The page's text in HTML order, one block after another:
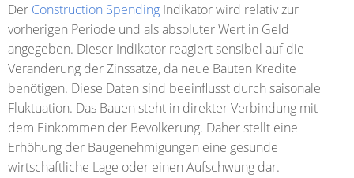
Der Construction Spending Indikator wird relativ zur
vorherigen Periode und als absoluter Wert in Geld
angegeben. Dieser Indikator reagiert sensibel auf die
Veränderung der Zinssätze, da neue Bauten Kredite
benötigen. Diese Daten sind beeinflusst durch saisonale
Fluktuation. Das Bauen steht in direkter Verbindung mit
dem Einkommen der Bevölkerung. Daher stellt eine
Erhöhung der Baugenehmigungen eine gesunde
wirtschaftliche Lage oder einen Aufschwung dar.